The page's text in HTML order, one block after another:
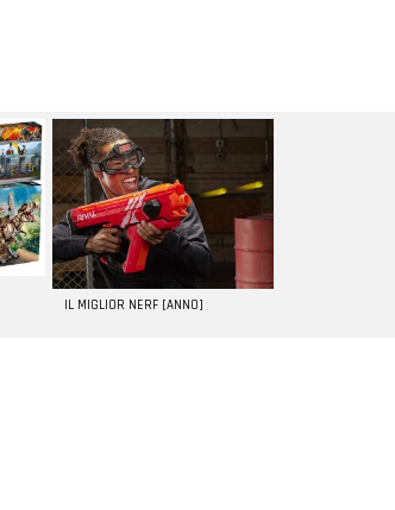
IL MIGLIOR NERF [ANNO]